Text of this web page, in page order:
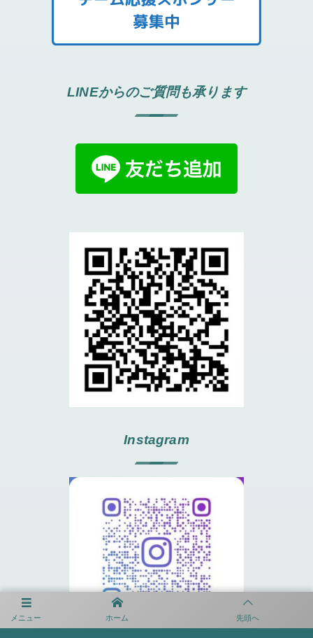
メニュー ホーム 先頭へ
LINEからのご質問も承ります
Instagram